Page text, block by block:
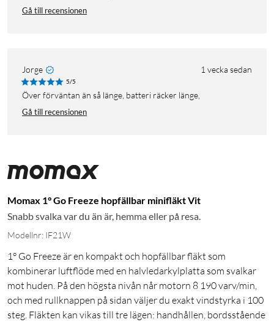
Gå till recensionen
Jorge 1 vecka sedan
5/5
Över förväntan än så länge, batteri räcker länge,
Gå till recensionen
Momax 1° Go Freeze hopfällbar minifläkt Vit
Snabb svalka var du än är, hemma eller på resa.
Modellnr: IF21W
1° Go Freeze är en kompakt och hopfällbar fläkt som
kombinerar luftflöde med en halvledarkylplatta som svalkar
mot huden. På den högsta nivån når motorn 8 190 varv/min,
och med rullknappen på sidan väljer du exakt vindstyrka i 100
steg. Fläkten kan vikas till tre lägen: handhållen, bordsstående